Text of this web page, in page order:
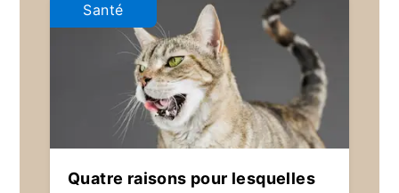
Santé
Quatre raisons pour lesquelles